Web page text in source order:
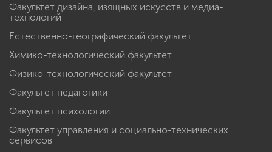
Факультет дизайна, изящных искусств и медиа-
технологий
Естественно-географический факультет
Химико-технологический факультет
Физико-технологический факультет
Факультет педагогики
Факультет психологии
Факультет управления и социально-технических
сервисов